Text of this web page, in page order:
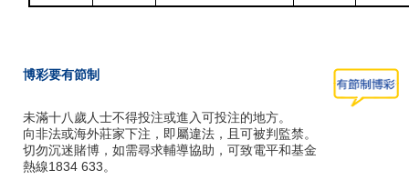
博彩要有節制
未滿十八歲人士不得投注或進入可投注的地方。
向非法或海外莊家下注，即屬違法，且可被判監禁。
切勿沉迷賭博，如需尋求輔導協助，可致電平和基金
熱線1834 633。